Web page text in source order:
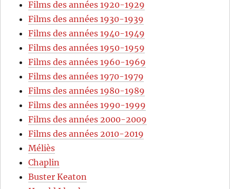
Films des années 1920-1929
Films des années 1930-1939
Films des années 1940-1949
Films des années 1950-1959
Films des années 1960-1969
Films des années 1970-1979
Films des années 1980-1989
Films des années 1990-1999
Films des années 2000-2009
Films des années 2010-2019
Méliès
Chaplin
Buster Keaton